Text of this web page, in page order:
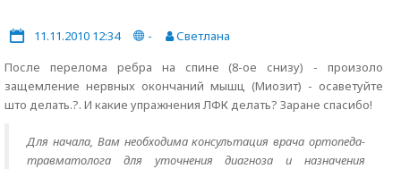
11.11.2010 12:34 -
Светлана
После перелома ребра на спине (8-ое снизу) - произоло
защемление нервных окончаний мышц (Миозит) - осаветуйте
што делать.?. И какие упражнения ЛФК делать? Заране спасибо!
Для начала, Вам необходима консультация врача ортопеда-
травматолога для уточнения диагноза и назначения